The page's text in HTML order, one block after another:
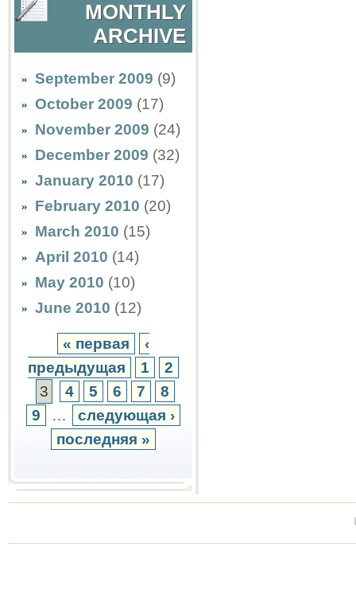
MONTHLY
ARCHIVE
September 2009 (9)
October 2009 (17)
November 2009 (24)
December 2009 (32)
January 2010 (17)
February 2010 (20)
March 2010 (15)
April 2010 (14)
May 2010 (10)
June 2010 (12)
« первая
‹
предыдущая
1
2
3
4 5 6 7
8
9
…
следующая ›
последняя »